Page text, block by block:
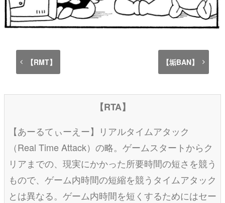
【RMT】 【垢BAN】
【RTA】
【あーるてぃーえー】リアルタイムアタック
（Real Time Attack）の略。ゲームスタートからク
リアまでの、現実にかかった所要時間の短さを競う
もので、ゲーム内時間の短縮を競うタイムアタック
とは異なる。ゲーム内時間を短くするためにはセー